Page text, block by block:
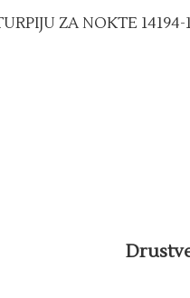
ZA NOKTE 14194-